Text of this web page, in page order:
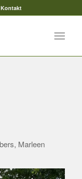
Kontakt
Marleen